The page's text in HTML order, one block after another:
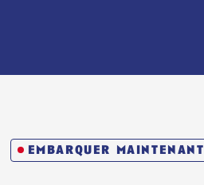
embarquer maintenant